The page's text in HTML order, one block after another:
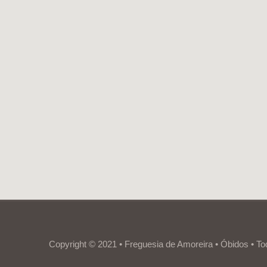
Copyright © 2021 • Freguesia de Amoreira • Óbidos •